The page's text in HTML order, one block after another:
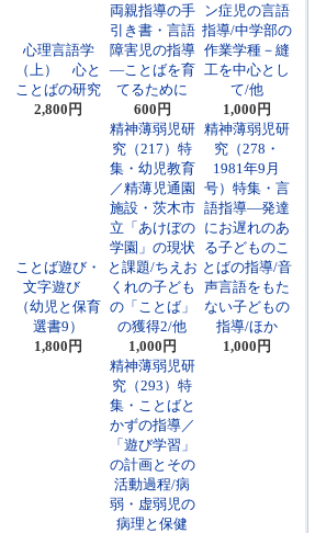
心理言語学
（上） 心と
ことばの研究
2,800円
両親指導の手
引き書・言語
障害児の指導
―ことばを育
てるために
600円
ン症児の言語
指導/中学部の
作業学種－縫
工を中心とし
て/他
1,000円
ことば遊び・
文字遊び
（幼児と保育
選書9）
1,800円
精神薄弱児研
究（217）特
集・幼児教育
／精薄児通園
施設・茨木市
立「あけぼの
学園」の現状
と課題/ちえお
くれの子ども
の「ことば」
の獲得2/他
1,000円
精神薄弱児研
究（278・
1981年9月
号）特集・言
語指導―発達
にお遅れのあ
る子どものこ
とばの指導/音
声言語をもた
ない子どもの
指導/ほか
1,000円
精神薄弱児研
究（293）特
集・ことばと
かずの指導／
「遊び学習」
の計画とその
活動過程/病
弱・虚弱児の
病理と保健